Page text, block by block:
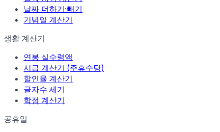
날짜 더하기·빼기
기념일 계산기
생활 계산기
연봉 실수령액
시급 계산기 (주휴수당)
할인율 계산기
글자수 세기
학점 계산기
공휴일